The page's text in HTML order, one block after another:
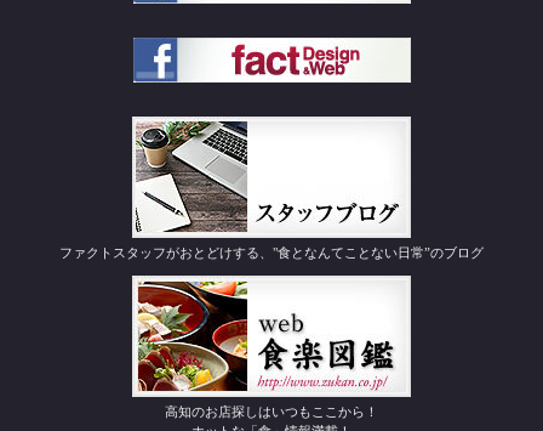
ファクトスタッフがおとどけする、"食となんてことない日常”のブログ
高知のお店探しはいつもここから！